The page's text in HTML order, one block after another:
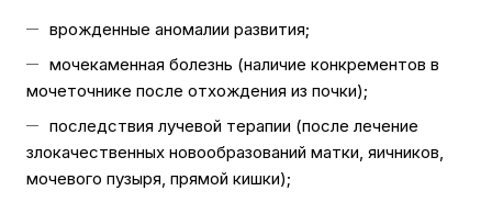
врожденные аномалии развития;
мочекаменная болезнь (наличие конкрементов в
мочеточнике после отхождения из почки);
последствия лучевой терапии (после лечение
злокачественных новообразований матки, яичников,
мочевого пузыря, прямой кишки);